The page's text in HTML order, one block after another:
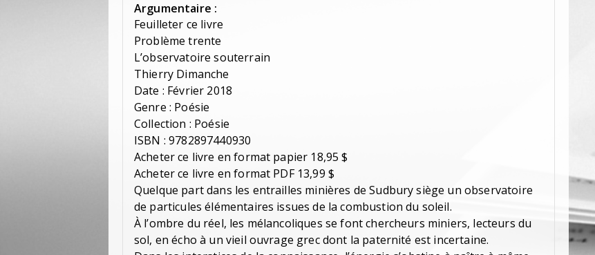
Argumentaire :
Feuilleter ce livre
Problème trente
L’observatoire souterrain
Thierry Dimanche
Date : Février 2018
Genre : Poésie
Collection : Poésie
ISBN : 9782897440930
Acheter ce livre en format papier 18,95 $
Acheter ce livre en format PDF 13,99 $
Quelque part dans les entrailles minières de Sudbury siège un observatoire
de particules élémentaires issues de la combustion du soleil.
À l’ombre du réel, les mélancoliques se font chercheurs miniers, lecteurs du
sol, en écho à un vieil ouvrage grec dont la paternité est incertaine.